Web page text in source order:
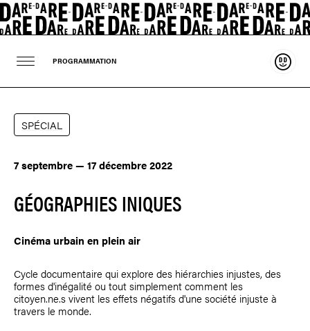
PROGRAMMATION
SPÉCIAL
7 septembre — 17 décembre 2022
GÉOGRAPHIES INIQUES
Cinéma urbain en plein air
Cycle documentaire qui explore des hiérarchies injustes, des
formes d'inégalité ou tout simplement comment les
citoyen.ne.s vivent les effets négatifs d'une société injuste à
travers le monde.